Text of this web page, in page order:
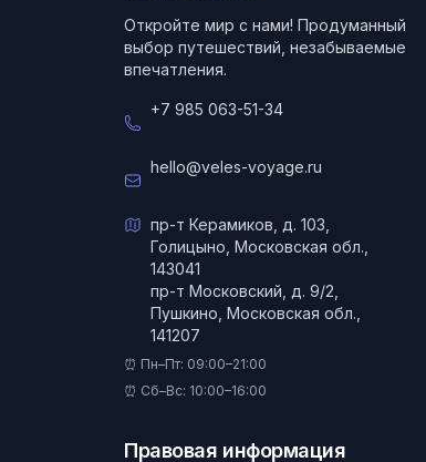
Откройте мир с нами! Продуманный
выбор путешествий, незабываемые
впечатления.
+7 985 063-51-34
hello@veles-voyage.ru
пр-т Керамиков, д. 103,
Голицыно, Московская обл.,
143041
пр-т Московский, д. 9/2,
Пушкино, Московская обл.,
141207
⏰ Пн–Пт: 09:00–21:00
⏰ Сб–Вс: 10:00–16:00
Правовая информация